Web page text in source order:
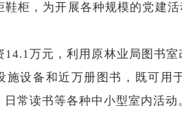
鞋柜，为开展各种规模的党建
万元，利用原林业局图书室
施设备和近万册图书，既可用
常读书等各种中小型室内活动